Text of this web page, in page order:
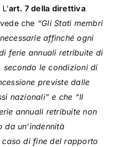
art. 7 della direttiva
che “Gli Stati membri
affinché ogni
ferie annuali retribuite di
secondo le condizioni di
previste dalle
nazionali” e che “Il
annuali retribuite non
da un’indennità
di fine del rapporto